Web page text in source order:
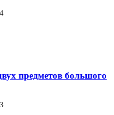
предметов большого